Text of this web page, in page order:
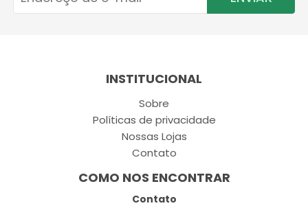
INSTITUCIONAL
Sobre
Políticas de privacidade
Nossas Lojas
Contato
COMO NOS ENCONTRAR
Contato